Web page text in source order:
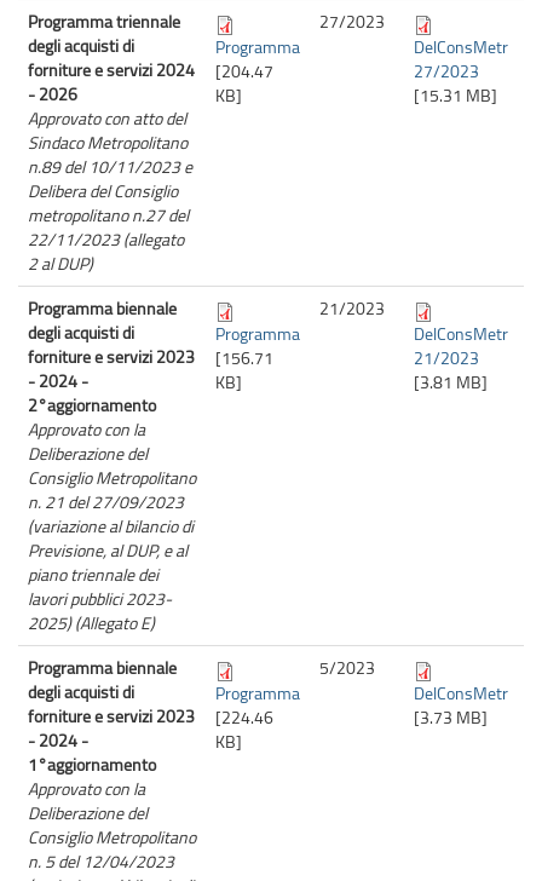
Programma triennale
degli acquisti di
forniture e servizi 2024
- 2026
Approvato con atto del
Sindaco Metropolitano
n.89 del 10/11/2023 e
Delibera del Consiglio
metropolitano n.27 del
22/11/2023 (allegato
2 al DUP)
Programma
[204.47
KB]
27/2023
DelConsMetr
27/2023
[15.31 MB]
Programma biennale
degli acquisti di
forniture e servizi 2023
- 2024 -
2°aggiornamento
Approvato con la
Deliberazione del
Consiglio Metropolitano
n. 21 del 27/09/2023
(variazione al bilancio di
Previsione, al DUP, e al
piano triennale dei
lavori pubblici 2023-
2025) (Allegato E)
Programma
[156.71
KB]
21/2023
DelConsMetr
21/2023
[3.81 MB]
Programma biennale
degli acquisti di
forniture e servizi 2023
- 2024 -
1°aggiornamento
Approvato con la
Deliberazione del
Consiglio Metropolitano
n. 5 del 12/04/2023
Programma
[224.46
KB]
5/2023
DelConsMetr
[3.73 MB]